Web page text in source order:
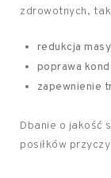
zdrowotnych,
redukcja masy
poprawa
zapewnienie
Dbanie o jakość
posiłków